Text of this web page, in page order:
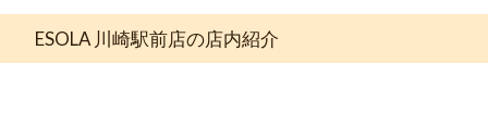
ESOLA 川崎駅前店の店内紹介